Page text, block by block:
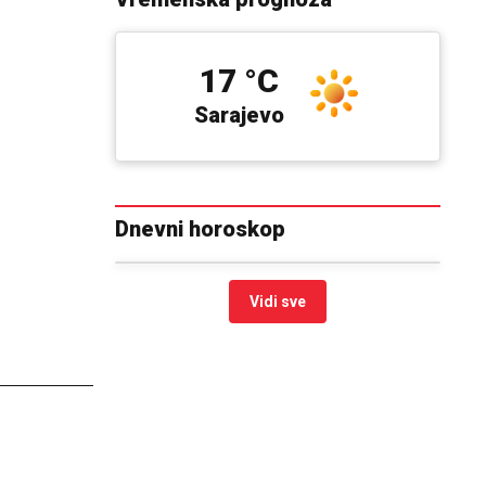
Sarajevo
17 °C
Dnevni horoskop
Vidi sve